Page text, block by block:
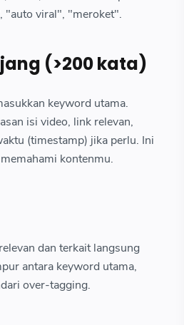
"auto viral", "meroket".
(>200 kata)
keyword utama.
isi video, link relevan,
(timestamp) jika perlu. Ini
kontenmu.
dan terkait langsung
antara keyword utama,
over-tagging.